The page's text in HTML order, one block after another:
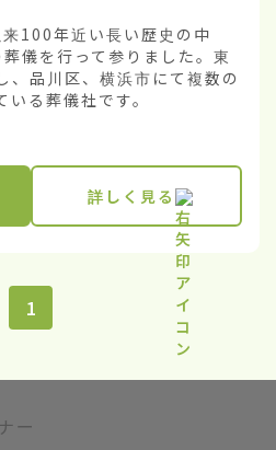
100年近い長い歴史の中
儀を行って参りました。東
、品川区、横浜市にて複数の
る葬儀社です。
詳しく見る
1